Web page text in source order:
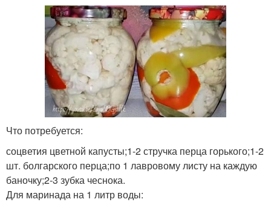
Что потребуется:
соцветия цветной капусты;1-2 стручка перца горького;1-2
шт. болгарского перца;по 1 лавровому листу на каждую
баночку;2-3 зубка чеснока.
Для маринада на 1 литр воды: